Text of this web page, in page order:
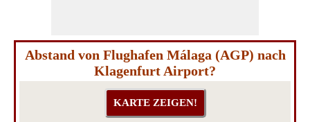
Abstand von Flughafen Málaga (AGP) nach
Klagenfurt Airport?